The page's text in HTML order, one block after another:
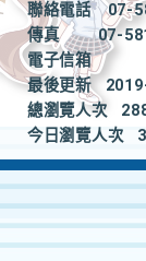
聯絡電話
07-
傳真
07-
電子信箱
最後更新
總瀏覽人次
今日瀏覽人次